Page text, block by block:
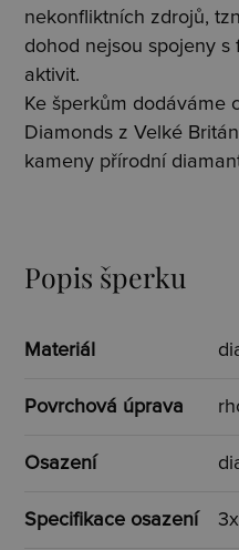
nekonfliktních zdrojů,
dohod nejsou spojeny
aktivit.
Ke šperkům dodáváme
Diamonds z Velké
kameny přírodní
Popis šperku
Materiál
Povrchová úprava
Osazení
Specifikace osazení